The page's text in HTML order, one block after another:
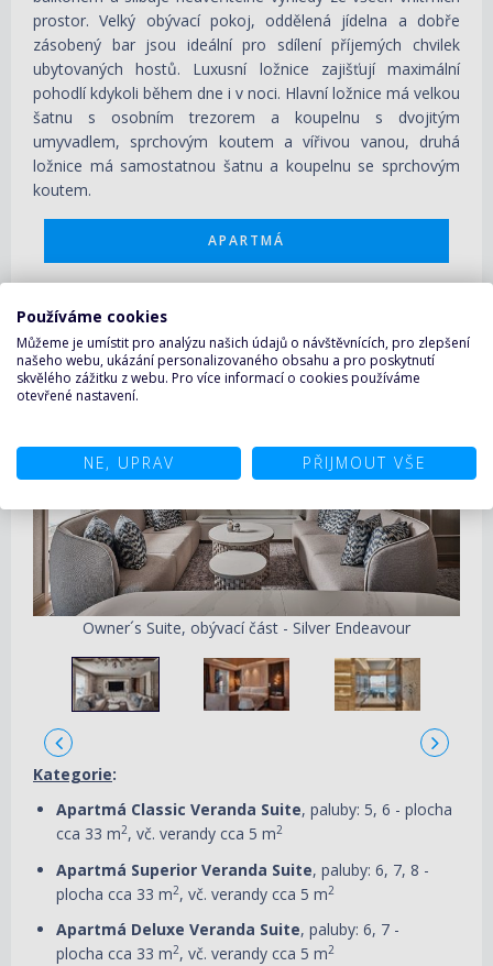
prostor. Velký obývací pokoj, oddělená jídelna a dobře
zásobený bar jsou ideální pro sdílení příjemých chvilek
ubytovaných hostů. Luxusní ložnice zajišťují maximální
pohodlí kdykoli během dne i v noci. Hlavní ložnice má velkou
šatnu s osobním trezorem a koupelnu s dvojitým
umyvadlem, sprchovým koutem a vířivou vanou, druhá
ložnice má samostatnou šatnu a koupelnu se sprchovým
koutem.
APARTMÁ
Owner´s Suite, obývací část - Silver Endeavour
Kategorie:
Apartmá Classic Veranda Suite, paluby: 5, 6 - plocha
cca 33 m2, vč. verandy cca 5 m2
Apartmá Superior Veranda Suite, paluby: 6, 7, 8 -
plocha cca 33 m2, vč. verandy cca 5 m2
Apartmá Deluxe Veranda Suite, paluby: 6, 7 -
plocha cca 33 m2, vč. verandy cca 5 m2
Používáme cookies
Můžeme je umístit pro analýzu našich údajů o návštěvnících, pro zlepšení
našeho webu, ukázání personalizovaného obsahu a pro poskytnutí
skvělého zážitku z webu. Pro více informací o cookies používáme
otevřené nastavení.
NE, UPRAV PŘIJMOUT VŠE